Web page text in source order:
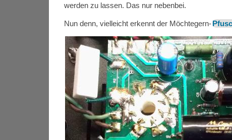
werden zu lassen. Das nur nebenbei.
Nun denn, vielleicht erkennt der Möchtegern-